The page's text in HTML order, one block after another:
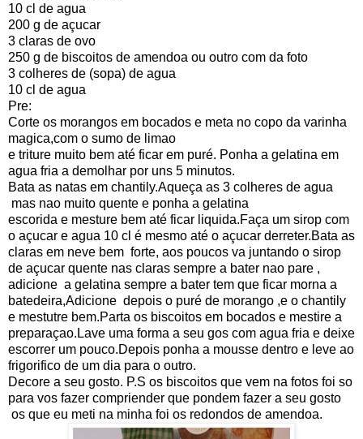
10 cl de agua
200 g de açucar
3 claras de ovo
250 g de biscoitos de amendoa ou outro com da foto
3 colheres de (sopa) de agua
10 cl de agua
Pre:
Corte os morangos em bocados e meta no copo da varinha
magica,com o sumo de limao
e triture muito bem até ficar em puré. Ponha a gelatina em
agua fria a demolhar por uns 5 minutos.
Bata as natas em chantily.Aqueça as 3 colheres de agua
mas nao muito quente e ponha a gelatina
escorida e mesture bem até ficar liquida.Faça um sirop com
o açucar e agua 10 cl é mesmo até o açucar derreter.Bata as
claras em neve bem forte, aos poucos va juntando o sirop
de açucar quente nas claras sempre a bater nao pare ,
adicione a gelatina sempre a bater tem que ficar morna a
batedeira,Adicione depois o puré de morango ,e o chantily
e mestutre bem.Parta os biscoitos em bocados e mestire a
preparaçao.Lave uma forma a seu gos com agua fria e deixe
escorrer um pouco.Depois ponha a mousse dentro e leve ao
frigorifico de um dia para o outro.
Decore a seu gosto. P.S os biscoitos que vem na fotos foi so
para vos fazer compriender que pondem fazer a seu gosto
os que eu meti na minha foi os redondos de amendoa.